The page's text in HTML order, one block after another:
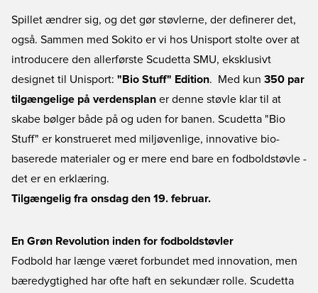
Spillet ændrer sig, og det gør støvlerne, der definerer det,
også. Sammen med Sokito er vi hos Unisport stolte over at
introducere den allerførste Scudetta SMU, eksklusivt
designet til Unisport: "Bio Stuff" Edition. Med kun 350 par
tilgængelige på verdensplan er denne støvle klar til at
skabe bølger både på og uden for banen. Scudetta "Bio
Stuff" er konstrueret med miljøvenlige, innovative bio-
baserede materialer og er mere end bare en fodboldstøvle -
det er en erklæring.
Tilgængelig fra onsdag den 19. februar.
En Grøn Revolution inden for fodboldstøvler
Fodbold har længe været forbundet med innovation, men
bæredygtighed har ofte haft en sekundær rolle. Scudetta